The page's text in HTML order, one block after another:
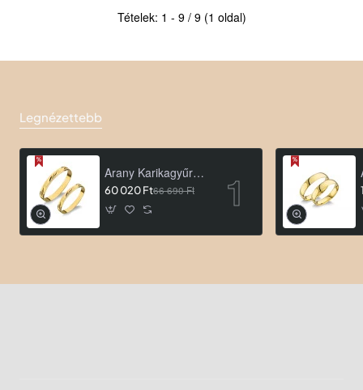
Tételek: 1 - 9 / 9 (1 oldal)
Legnézettebb
Arany Karikagyűrű AU ROA66
60 020 Ft66 690 Ft